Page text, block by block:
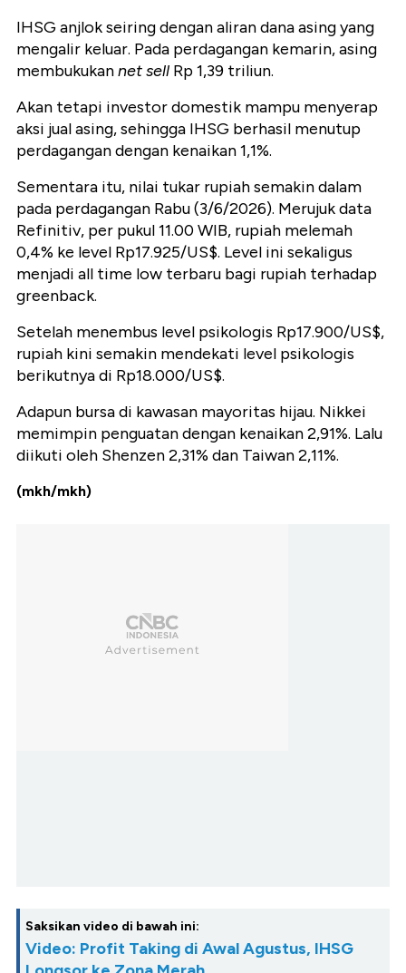
IHSG anjlok seiring dengan aliran dana asing yang
mengalir keluar. Pada perdagangan kemarin, asing
membukukannet sell Rp 1,39 triliun.
Akan tetapi investor domestik mampu menyerap
aksi jual asing, sehingga IHSG berhasil menutup
perdagangan dengan kenaikan 1,1%.
Sementara itu, nilai tukar rupiah semakin dalam
pada perdagangan Rabu (3/6/2026). Merujuk data
Refinitiv, per pukul 11.00 WIB, rupiah melemah
0,4% ke level Rp17.925/US$. Level ini sekaligus
menjadi all time low terbaru bagi rupiah terhadap
greenback.
Setelah menembus level psikologis Rp17.900/US$,
rupiah kini semakin mendekati level psikologis
berikutnya di Rp18.000/US$.
Adapun bursa di kawasan mayoritas hijau. Nikkei
memimpin penguatan dengan kenaikan 2,91%. Lalu
diikuti oleh Shenzen 2,31% dan Taiwan 2,11%.
(mkh/mkh)
Saksikan video di bawah ini:
Video: Profit Taking di Awal Agustus, IHSG